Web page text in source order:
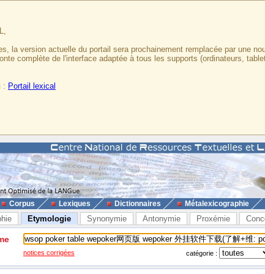
la version actuelle du portail sera prochainement remplacée par une
complète de l'interface adaptée à tous les supports (ordinateurs,
: Portail lexical
Corpus Lexiques Dictionnaires Métalexicographie
Etymologie Synonymie Antonymie Proxémie
notices corrigées catégorie :